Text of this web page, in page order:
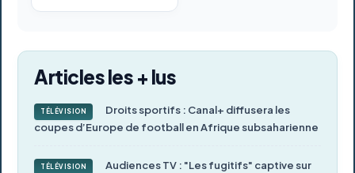
Articles les + lus
TÉLÉVISION
Droits sportifs : Canal+ diffusera les
coupes d’Europe de football en Afrique subsaharienne
TÉLÉVISION
Audiences TV : "Les fugitifs" captive sur